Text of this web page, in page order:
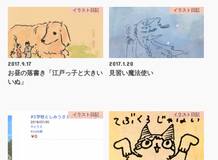
イラスト日記
2017.9.17
お昼の落書き「江戸っ子と大きい
いぬ」
イラスト日記
2017.1.20
見習い魔法使い
イラスト日記 イラスト日記